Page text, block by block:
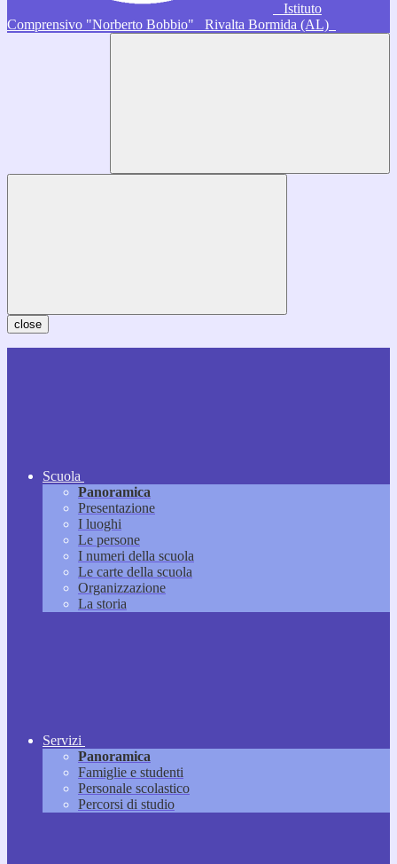
Istituto
Comprensivo "Norberto Bobbio"
Rivalta Bormida (AL)
close
Scuola
Panoramica
Presentazione
I luoghi
Le persone
I numeri della scuola
Le carte della scuola
Organizzazione
La storia
Servizi
Panoramica
Famiglie e studenti
Personale scolastico
Percorsi di studio